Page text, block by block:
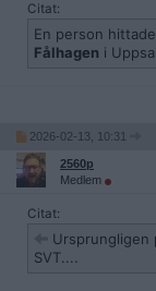
Citat:
En person
Fålhagen i
2026-02-13, 10:31
2560p
Medlem
Citat:
Ursprungligen
SVT....